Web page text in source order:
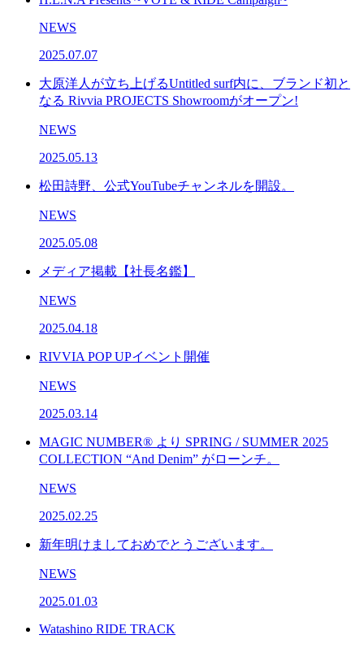
NEWS
2025.07.07
大原洋人が立ち上げるUntitled surf内に、ブランド初と
なる Rivvia PROJECTS Showroomがオープン!
NEWS
2025.05.13
松田詩野、公式YouTubeチャンネルを開設。
NEWS
2025.05.08
メディア掲載【社長名鑑】
NEWS
2025.04.18
RIVVIA POP UPイベント開催
NEWS
2025.03.14
MAGIC NUMBER® より SPRING / SUMMER 2025
COLLECTION “And Denim” がローンチ。
NEWS
2025.02.25
新年明けましておめでとうございます。
NEWS
2025.01.03
Watashino RIDE TRACK